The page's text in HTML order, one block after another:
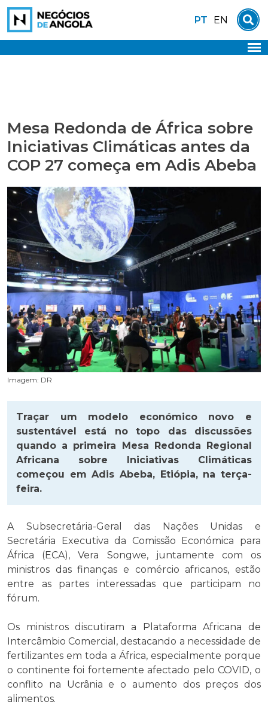
Skip
content
PT EN
Mesa Redonda de África sobre
Iniciativas Climáticas antes da
COP 27 começa em Adis Abeba
Imagem: DR
Traçar um modelo económico novo e
sustentável está no topo das discussões
quando a primeira Mesa Redonda Regional
Africana sobre Iniciativas Climáticas
começou em Adis Abeba, Etiópia, na terça-
feira.
A Subsecretária-Geral das Nações Unidas e
Secretária Executiva da Comissão Económica para
África (ECA), Vera Songwe, juntamente com os
ministros das finanças e comércio africanos, estão
entre as partes interessadas que participam no
fórum.
Os ministros discutiram a Plataforma Africana de
Intercâmbio Comercial, destacando a necessidade de
fertilizantes em toda a África, especialmente porque
o continente foi fortemente afectado pelo COVID, o
conflito na Ucrânia e o aumento dos preços dos
alimentos.